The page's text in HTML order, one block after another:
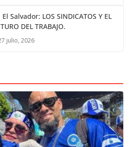
El Salvador: LOS SINDICATOS Y EL
DEL TRABAJO.
julio, 2026